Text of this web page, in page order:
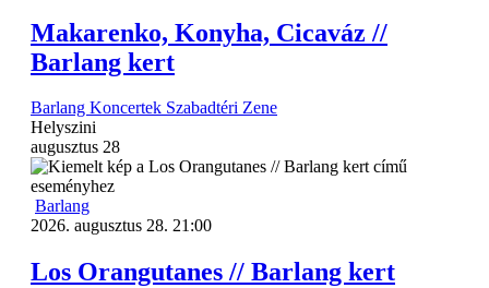
Makarenko, Konyha, Cicaváz //
Barlang kert
Barlang Koncertek Szabadtéri Zene
Helyszini
augusztus 28
Barlang
2026. augusztus 28. 21:00
Los Orangutanes // Barlang kert